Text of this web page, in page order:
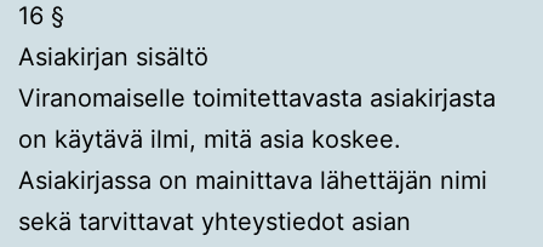
16 §
Asiakirjan sisältö
Viranomaiselle toimitettavasta asiakirjasta
on käytävä ilmi, mitä asia koskee.
Asiakirjassa on mainittava lähettäjän nimi
sekä tarvittavat yhteystiedot asian